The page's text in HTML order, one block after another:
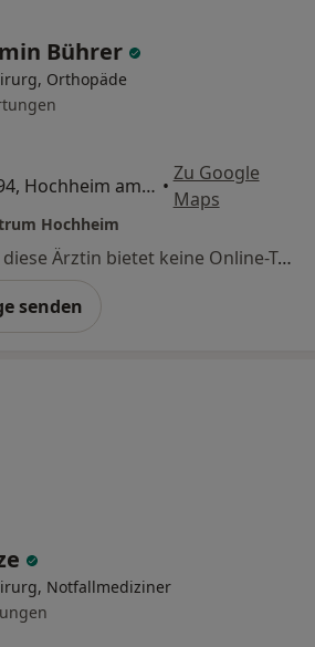
Bührer
Orthopäde
Frankfurter Str. 94, Hochheim am Main •
Zu Google
Maps
Hochheim
Dieser Arzt bzw. diese Ärztin bietet keine Online-Terminbuchung an diesem Standort an.
senden
Notfallmediziner